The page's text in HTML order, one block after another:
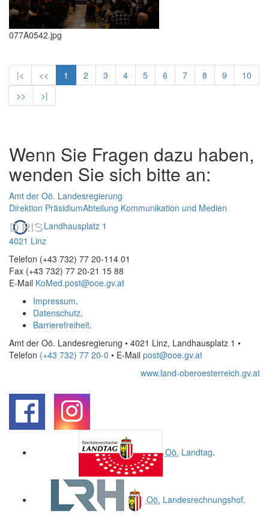
077A0542.jpg
|< << 1 2 3 4 5 6 7 8 9
10
>>
>|
Wenn Sie Fragen dazu haben,
wenden Sie sich bitte an:
Amt der Oö. Landesregierung
Direktion PräsidiumAbteilung Kommunikation und Medien
Landhausplatz 1
4021 Linz
Telefon (+43 732) 77 20-114 01
Fax (+43 732) 77 20-21 15 88
E-Mail KoMed.post@ooe.gv.at
Impressum.
Datenschutz.
Barrierefreiheit.
Amt der Oö. Landesregierung • 4021 Linz, Landhausplatz 1 •
Telefon (+43 732) 77 20-0 • E-Mail post@ooe.gv.at
www.land-oberoesterreich.gv.at
Oö. Landtag.
Oö. Landesrechnungshof.